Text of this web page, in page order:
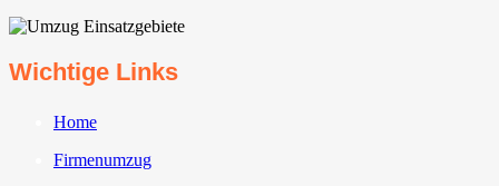
Wichtige Links
Home
Firmenumzug